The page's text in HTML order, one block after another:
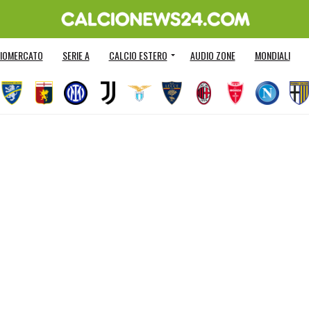
SERIE A CALCIO ESTERO AUDIO ZONE MONDIALI